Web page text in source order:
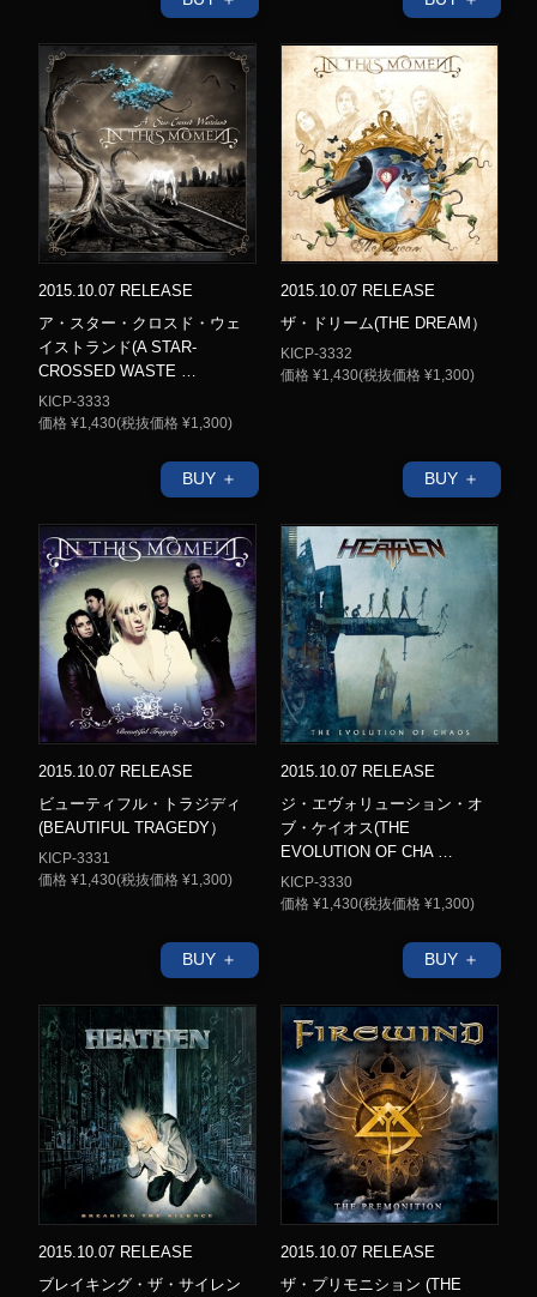
2015.10.07 RELEASE
ア・スター・クロスド・ウェ
イストランド(A STAR-
CROSSED WASTE …
KICP-3333
価格 ¥1,430(税抜価格 ¥1,300)
BUY ＋
2015.10.07 RELEASE
ザ・ドリーム(THE DREAM）
KICP-3332
価格 ¥1,430(税抜価格 ¥1,300)
BUY ＋
2015.10.07 RELEASE
ビューティフル・トラジディ
(BEAUTIFUL TRAGEDY）
KICP-3331
価格 ¥1,430(税抜価格 ¥1,300)
BUY ＋
2015.10.07 RELEASE
ジ・エヴォリューション・オ
ブ・ケイオス(THE
EVOLUTION OF CHA …
KICP-3330
価格 ¥1,430(税抜価格 ¥1,300)
BUY ＋
2015.10.07 RELEASE
ブレイキング・ザ・サイレン
2015.10.07 RELEASE
ザ・プリモニション (THE